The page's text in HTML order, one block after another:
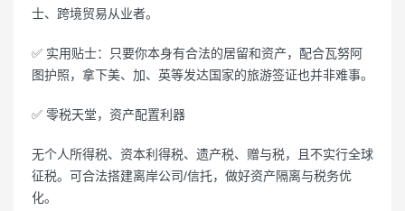
士、跨境贸易从业者。
✅ 实用贴士：只要你本身有合法的居留和资产，配合瓦努阿
图护照，拿下美、加、英等发达国家的旅游签证也并非难事。
✅ 零税天堂，资产配置利器
无个人所得税、资本利得税、遗产税、赠与税，且不实行全球
征税。可合法搭建离岸公司/信托，做好资产隔离与税务优
化。